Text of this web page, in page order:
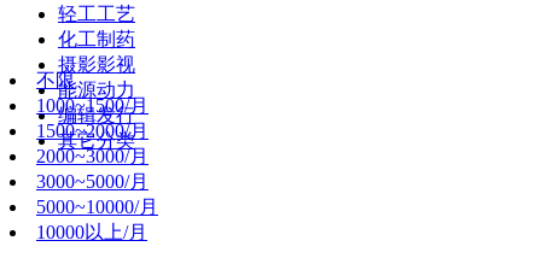
轻工工艺
化工制药
摄影影视
能源动力
编辑发行
其它分类
不限
1000~1500/月
1500~2000/月
2000~3000/月
3000~5000/月
5000~10000/月
10000以上/月